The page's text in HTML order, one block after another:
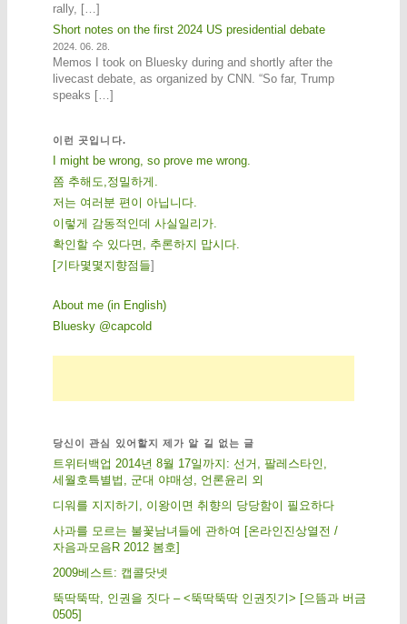
rally, […]
Short notes on the first 2024 US presidential debate
2024. 06. 28.
Memos I took on Bluesky during and shortly after the
livecast debate, as organized by CNN. “So far, Trump
speaks […]
이런 곳입니다.
I might be wrong, so prove me wrong.
쫌 추해도,정밀하게.
저는 여러분 편이 아닙니다.
이렇게 감동적인데 사실일리가.
확인할 수 있다면, 추론하지 맙시다.
[기 타몇 몇 지 향점 들]
About me (in English)
Bluesky @capcold
당신이 관심 있어할지 제가 알 길 없는 글
트위터백업 2014년 8월 17일까지: 선거, 팔레스타인,
세월호특별법, 군대 야매성, 언론윤리 외
디워를 지지하기, 이왕이면 취향의 당당함이 필요하다
사과를 모르는 불꽃남녀들에 관하여 [온라인진상열전 /
자음과모음R 2012 봄호]
2009베스트: 캡콜닷넷
뚝딱뚝딱, 인권을 짓다 – <뚝딱뚝딱 인권짓기> [으뜸과 버금
0505]